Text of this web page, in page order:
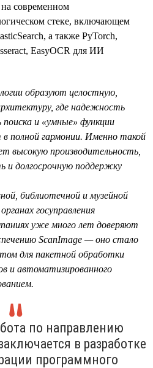
современном
стеке, включающем
а также PyTorch,
EasyOCR для ИИ
образуют целостную,
где надежность
поиска и «умные» функции
полной гармонии. Именно такой
высокую производительность,
и долгосрочную поддержку
библиотечной и музейной
госуправления
уже много лет доверяют
ScanImage — оно стало
для пакетной обработки
и автоматизированного
по направлению
в разработке
программного